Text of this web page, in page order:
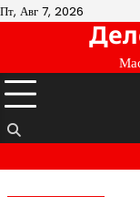
Перейти
Пт, Авг 7, 2026